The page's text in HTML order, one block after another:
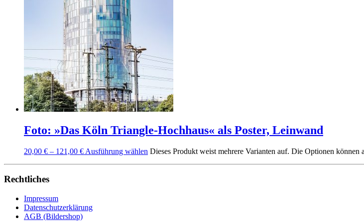
Foto: »Das Köln Triangle-Hochhaus« als Poster, Leinwand
20,00 € – 121,00 € Ausführung wählen Dieses Produkt weist mehrere Varianten auf. Die Optionen können
Rechtliches
Impressum
Datenschutzerklärung
AGB (Bildershop)